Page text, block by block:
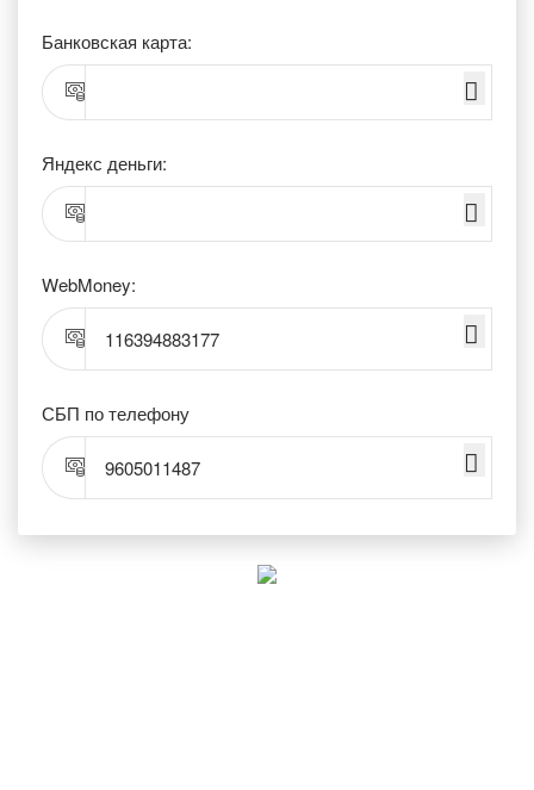
Банковская карта:
Яндекс деньги:
WebMoney:
116394883177
СБП по телефону
9605011487